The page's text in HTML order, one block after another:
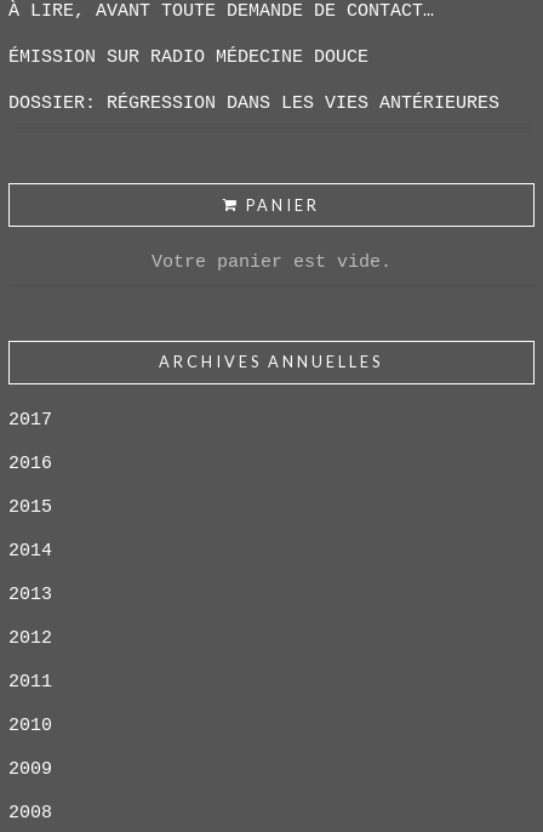
À LIRE, AVANT TOUTE DEMANDE DE CONTACT…
ÉMISSION SUR RADIO MÉDECINE DOUCE
DOSSIER: RÉGRESSION DANS LES VIES ANTÉRIEURES
PANIER
Votre panier est vide.
ARCHIVES ANNUELLES
2017
2016
2015
2014
2013
2012
2011
2010
2009
2008